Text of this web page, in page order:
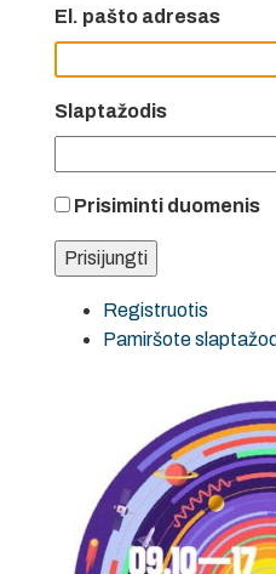
El. pašto adresas
Slaptažodis
Prisiminti duomenis
Registruotis
Pamiršote